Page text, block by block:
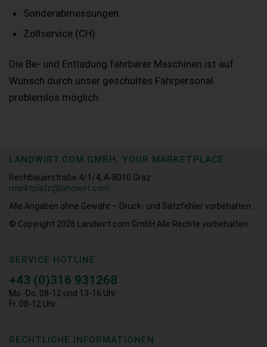
Sonderabmessungen
Zollservice (CH)
Die Be- und Entladung fahrbarer Maschinen ist auf
Wunsch durch unser geschultes Fahrpersonal
problemlos möglich.
LANDWIRT.COM GMBH, YOUR MARKETPLACE
Rechbauerstraße 4/1/4, A-8010 Graz
marktplatz@landwirt.com
Alle Angaben ohne Gewähr – Druck- und Satzfehler vorbehalten.
© Copyright 2026
Landwirt.com GmbH Alle Rechte vorbehalten.
SERVICE HOTLINE
+43 (0)316 931268
Mo.-Do. 08-12 und 13-16 Uhr
Fr. 08-12 Uhr
RECHTLICHE INFORMATIONEN